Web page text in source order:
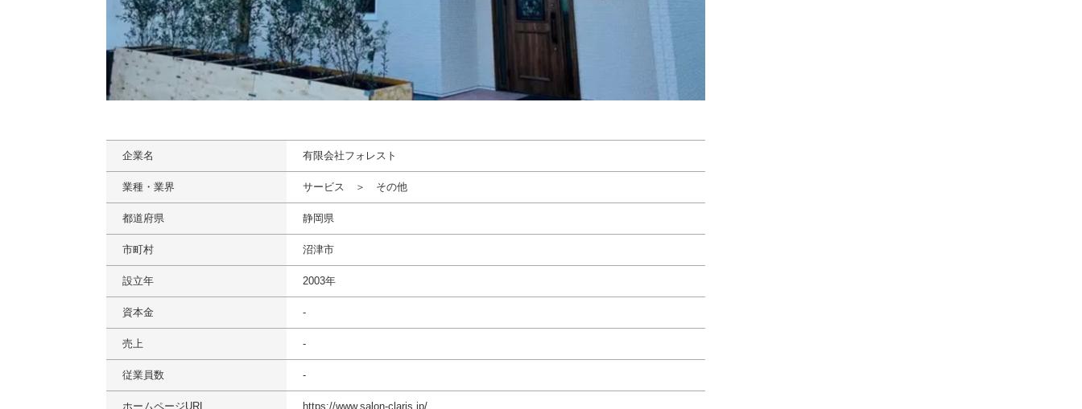
企業名 有限会社フォレスト
業種・業界 サービス ＞ その他
都道府県 静岡県
市町村 沼津市
設立年 2003年
資本金 -
売上 -
従業員数 -
ホームページURL https://www.salon-claris.jp/